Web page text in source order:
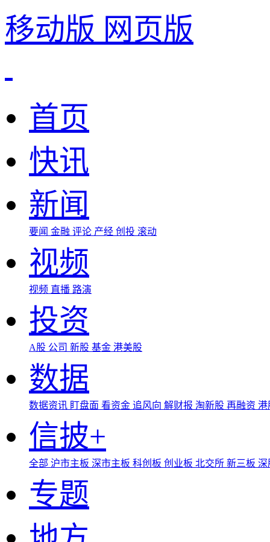
移动版 网页版
首页
快讯
新闻
要闻 金融 评论 产经 创投 滚动
视频
视频 直播 路演
投资
A股 公司 新股 基金 港美股
数据
数据资讯 盯盘面 看资金 追风向 解财报 淘新股 再融资
信披+
全部 沪市主板 深市主板 科创板 创业板 北交所 新三板
专题